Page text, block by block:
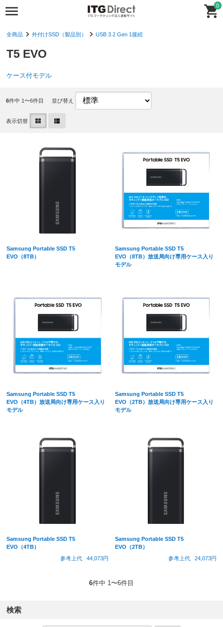
0
全商品 外付けSSD（製品別） USB 3.2 Gen 1接続
T5 EVO
ケース付モデル
6件中 1〜6件目 並び替え
表示切替
Samsung Portable SSD T5
EVO（8TB）
Samsung Portable SSD T5
EVO（8TB）放送局向け専用ケース入り
モデル
Samsung Portable SSD T5
EVO（4TB）放送局向け専用ケース入り
モデル
Samsung Portable SSD T5
EVO（2TB）放送局向け専用ケース入り
モデル
Samsung Portable SSD T5
EVO（4TB）
参考上代
44,073円
Samsung Portable SSD T5
EVO（2TB）
参考上代
24,073円
6件中 1〜6件目
検索